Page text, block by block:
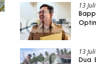
13
13
Dua